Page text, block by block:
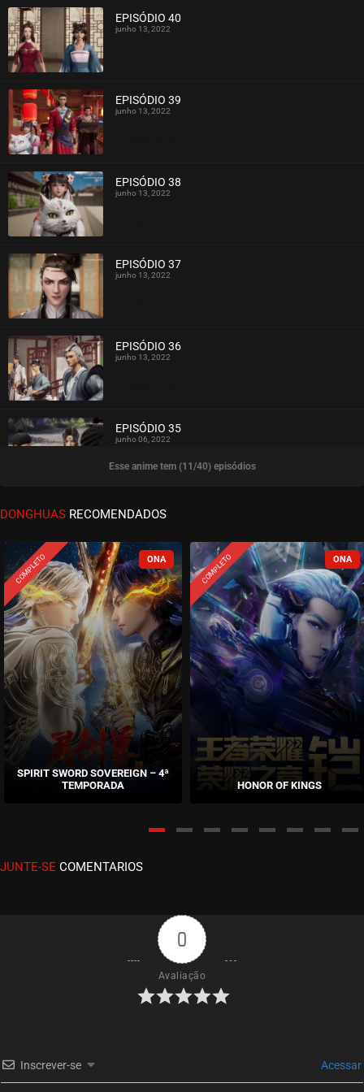
EPISÓDIO 40
junho 13, 2022
EPISÓDIO 39
junho 13, 2022
EPISÓDIO 38
junho 13, 2022
EPISÓDIO 37
junho 13, 2022
EPISÓDIO 36
junho 13, 2022
ASSISTIDO
EPISÓDIO 35
junho 06, 2022
ASSISTIDO
EPISÓDIO 34
ASSISTIDO
EPISÓDIO 33
junho 06, 2022
ASSISTIDO
EPISÓDIO 32
junho 06, 2022
EPISÓDIO 31
junho 06, 2022
ASSISTIDO
EPISÓDIO 29
junho 06, 2022
EPISÓDIO 28
EPISÓDIO 27
Esse anime tem (11/40) episódios
DONGHUAS RECOMENDADOS
COMPLETO
SPIRIT SWORD SOVEREIGN – 4ª
TEMPORADA
COMPLETO
HONOR OF KINGS
JUNTE-SE COMENTARIOS
0
Avaliação
Inscrever-se Acessar